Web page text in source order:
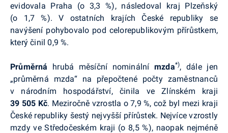
evidovala Praha (o 3,3 %), následoval kraj Plzeňský
(o 1,7 %). V ostatních krajích České republiky se
navýšení pohybovalo pod celorepublikovým přírůstkem,
který činil 0,9 %.
Průměrná hrubá měsíční nominálnímzda*), dále jen
„průměrná mzda“ na přepočtené počty zaměstnanců
v národním hospodářství, činila ve Zlínském kraji
39 505 Kč. Meziročně vzrostla o 7,9 %, což byl mezi kraji
České republiky šestý nejvyšší přírůstek. Nejvíce vzrostly
mzdy ve Středočeském kraji (o 8,5 %), naopak nejméně